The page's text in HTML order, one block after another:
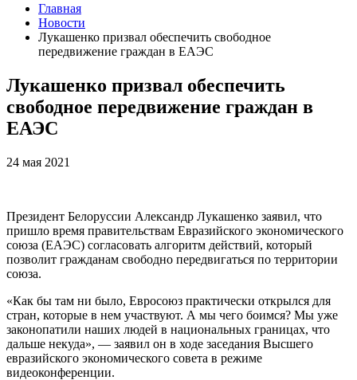
Главная
Новости
Лукашенко призвал обеспечить свободное
передвижение граждан в ЕАЭС
Лукашенко призвал обеспечить
свободное передвижение граждан в
ЕАЭС
24 мая 2021
Президент Белоруссии Александр Лукашенко заявил, что
пришло время правительствам Евразийского экономического
союза (ЕАЭС) согласовать алгоритм действий, который
позволит гражданам свободно передвигаться по территории
союза.
«Как бы там ни было, Евросоюз практически открылся для
стран, которые в нем участвуют. А мы чего боимся? Мы уже
законопатили наших людей в национальных границах, что
дальше некуда», — заявил он в ходе заседания Высшего
евразийского экономического совета в режиме
видеоконференции.